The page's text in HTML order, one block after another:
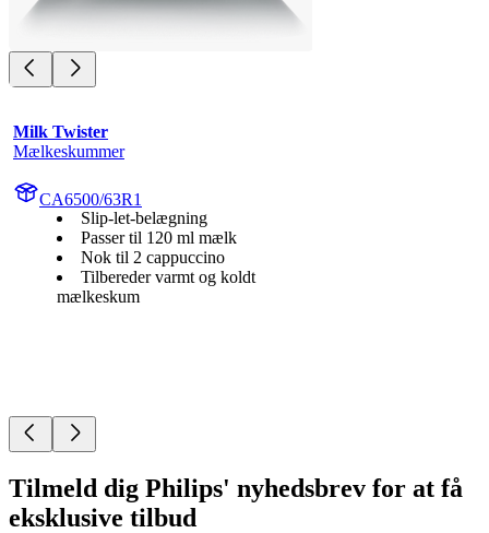
Milk Twister
Mælkeskummer
CA6500/63R1
Slip-let-belægning
Passer til 120 ml mælk
Nok til 2 cappuccino
Tilbereder varmt og koldt
mælkeskum
Tilmeld dig Philips' nyhedsbrev for at få
eksklusive tilbud